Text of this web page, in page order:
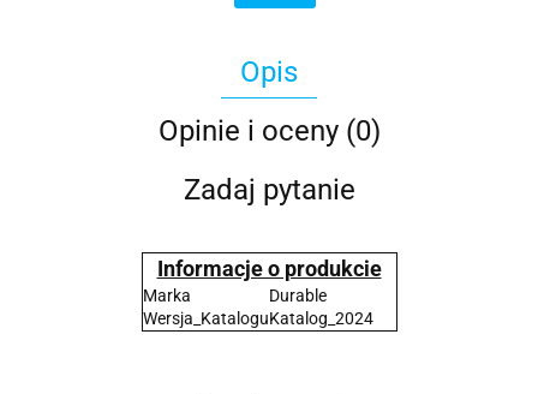
Opis
Opinie i oceny (0)
Zadaj pytanie
Informacje o produkcie
Marka
Durable
Wersja_KataloguKatalog_2024